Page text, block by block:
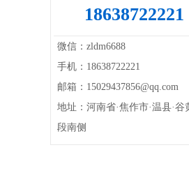
18638722221
微信：zldm6688
手机：18638722221
邮箱：15029437856@qq.com
地址：河南省·焦作市·温县·谷
段南侧